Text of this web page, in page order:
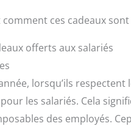
ces cadeaux
offerts aux salariés
lorsqu’ils
les salariés. Cela
des employés.